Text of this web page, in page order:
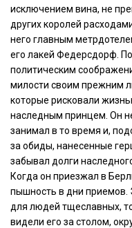
исключением вина, не
других королей
него главным
его лакей Федерсдорф.
политическим
милости своим прежним
которые рисковали
наследным принцем. Он
занимал в то время и,
за обиды, нанесенные
забывал долги
Когда он приезжал в
пышность в дни приемов.
для людей тщеславных,
видели его за столом,